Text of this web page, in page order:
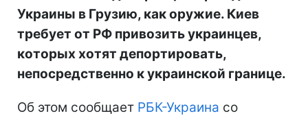
Украины в Грузию, как оружие. Киев
требует от РФ привозить украинцев,
которых хотят депортировать,
непосредственно к украинской границе.
Об этом сообщает РБК-Украина со